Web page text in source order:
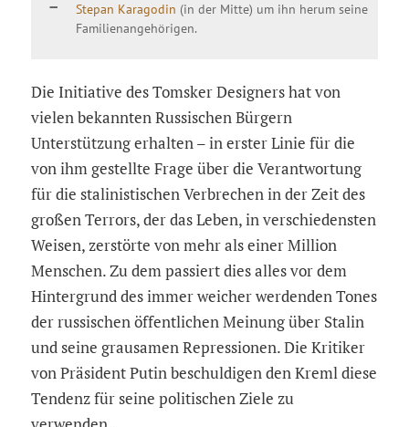
Stepan Karagodin (in der Mitte) um ihn herum seine
Familienangehörigen.
Die Initiative des Tomsker Designers hat von
vielen bekannten Russischen Bürgern
Unterstützung erhalten – in erster Linie für die
von ihm gestellte Frage über die Verantwortung
für die stalinistischen Verbrechen in der Zeit des
großen Terrors, der das Leben, in verschiedensten
Weisen, zerstörte von mehr als einer Million
Menschen. Zu dem passiert dies alles vor dem
Hintergrund des immer weicher werdenden Tones
der russischen öffentlichen Meinung über Stalin
und seine grausamen Repressionen. Die Kritiker
von Präsident Putin beschuldigen den Kreml diese
Tendenz für seine politischen Ziele zu